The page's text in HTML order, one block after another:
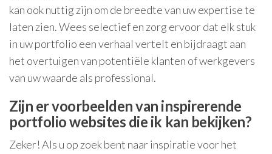
kan ook nuttig zijn om de breedte van uw expertise te
laten zien. Wees selectief en zorg ervoor dat elk stuk
in uw portfolio een verhaal vertelt en bijdraagt aan
het overtuigen van potentiële klanten of werkgevers
van uw waarde als professional.
Zijn er voorbeelden van inspirerende
portfolio websites die ik kan bekijken?
Zeker! Als u op zoek bent naar inspiratie voor het